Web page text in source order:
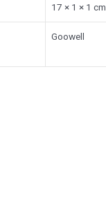
17 × 1 × 1 cm
Goowell